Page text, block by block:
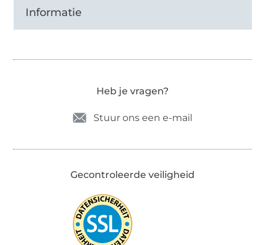
Informatie
Heb je vragen?
Stuur ons een e-mail
Gecontroleerde veiligheid